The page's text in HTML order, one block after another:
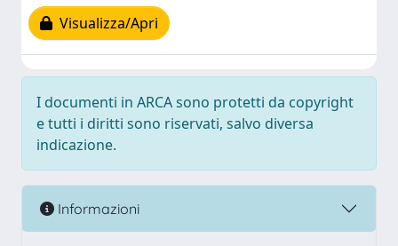
Visualizza/Apri
I documenti in ARCA sono protetti da copyright
e tutti i diritti sono riservati, salvo diversa
indicazione.
Informazioni